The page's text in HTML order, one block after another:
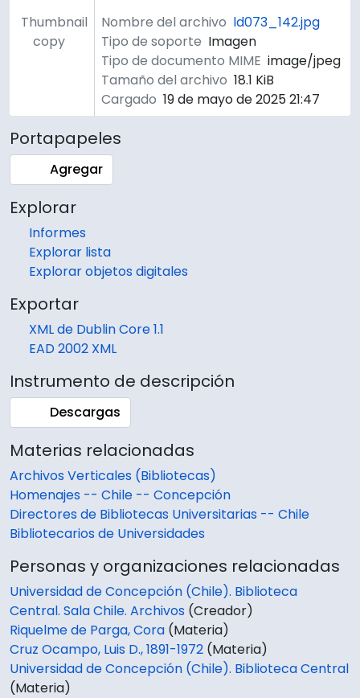
Thumbnail
copy
Nombre del archivo ld073_142.jpg
Tipo de soporte Imagen
Tipo de documento MIME image/jpeg
Tamaño del archivo 18.1 KiB
Cargado 19 de mayo de 2025 21:47
Portapapeles
Agregar
Explorar
Informes
Explorar lista
Explorar objetos digitales
Exportar
XML de Dublin Core 1.1
EAD 2002 XML
Instrumento de descripción
Descargas
Materias relacionadas
Archivos Verticales (Bibliotecas)
Homenajes -- Chile -- Concepción
Directores de Bibliotecas Universitarias -- Chile
Bibliotecarios de Universidades
Personas y organizaciones relacionadas
Universidad de Concepción (Chile). Biblioteca
Central. Sala Chile. Archivos (Creador)
Riquelme de Parga, Cora (Materia)
Cruz Ocampo, Luis D., 1891-1972 (Materia)
Universidad de Concepción (Chile). Biblioteca Central
(Materia)